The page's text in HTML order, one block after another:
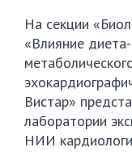
На секции
«Влияние
Вистар»
лаборатории
НИИ